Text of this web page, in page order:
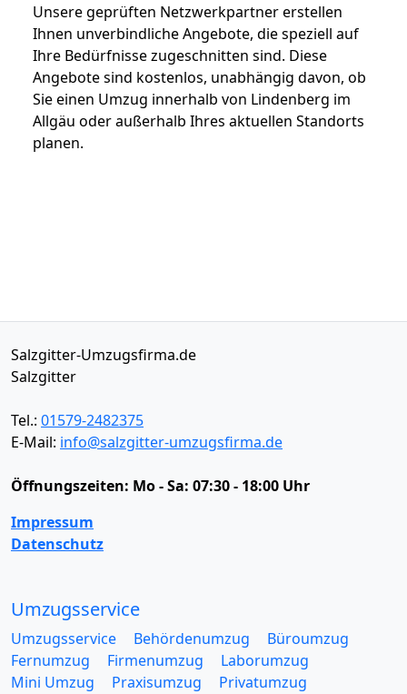
Unsere geprüften Netzwerkpartner erstellen
Ihnen unverbindliche Angebote, die speziell auf
Ihre Bedürfnisse zugeschnitten sind. Diese
Angebote sind kostenlos, unabhängig davon, ob
Sie einen Umzug innerhalb von Lindenberg im
Allgäu oder außerhalb Ihres aktuellen Standorts
planen.
Salzgitter-Umzugsfirma.de
Salzgitter
Tel.: 01579-2482375
E-Mail: info@salzgitter-umzugsfirma.de
Öffnungszeiten: Mo - Sa: 07:30 - 18:00 Uhr
Impressum
Datenschutz
Umzugsservice
Umzugsservice Behördenumzug
Büroumzug
Fernumzug
Firmenumzug
Laborumzug
Mini Umzug
Praxisumzug
Privatumzug